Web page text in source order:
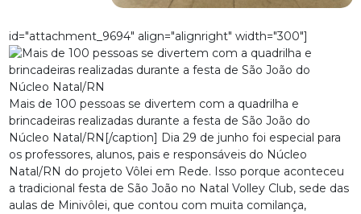
id="attachment_9694" align="alignright" width="300"]
Mais de 100 pessoas se divertem com a quadrilha e
brincadeiras realizadas durante a festa de São João do
Núcleo Natal/RN[/caption] Dia 29 de junho foi especial para
os professores, alunos, pais e responsáveis do Núcleo
Natal/RN do projeto Vôlei em Rede. Isso porque aconteceu
a tradicional festa de São João no Natal Volley Club, sede das
aulas de Minivôlei, que contou com muita comilança,